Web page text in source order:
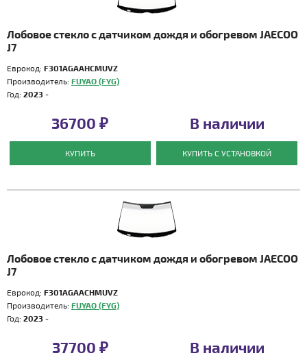
Лобовое стекло с датчиком дождя и обогревом JAECOO
J7
Еврокод: F301AGAAHCMUVZ
Производитель: FUYAO (FYG)
Год: 2023 -
36700 ₽
КУПИТЬ
В наличии
КУПИТЬ С УСТАНОВКОЙ
Лобовое стекло с датчиком дождя и обогревом JAECOO
J7
Еврокод: F301AGAACHMUVZ
Производитель: FUYAO (FYG)
Год: 2023 -
37700 ₽ В наличии